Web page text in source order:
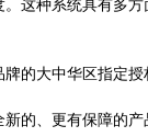
的大中华区指定
的、更有保障的产